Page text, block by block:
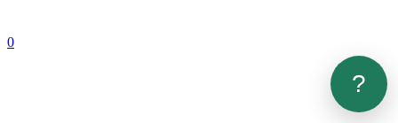
0
?